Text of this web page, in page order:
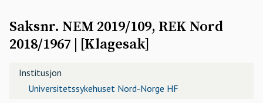
Saksnr. NEM 2019/109, REK Nord
2018/1967 | [Klagesak]
Institusjon
Universitetssykehuset Nord-Norge HF